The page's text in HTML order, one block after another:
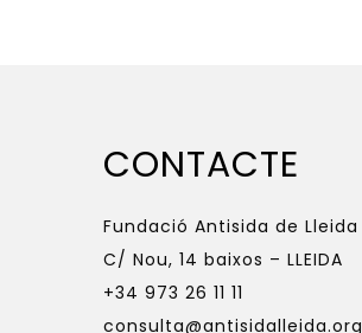
CONTACTE
Fundació Antisida de Lleida
C/ Nou, 14 baixos – LLEIDA
+34 973 26 11 11
consulta@antisidalleida.org